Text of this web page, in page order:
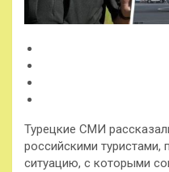
Турецкие СМИ
российскими
ситуацию, с которыми